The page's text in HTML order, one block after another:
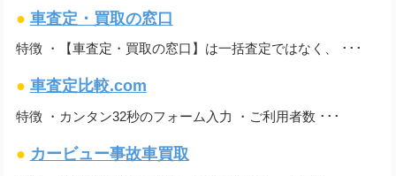
● 車査定・買取の窓口
特徴 ・【車査定・買取の窓口】は一括査定ではなく、 ･･･
● 車査定比較.com
特徴 ・カンタン32秒のフォーム入力 ・ご利用者数 ･･･
● カービュー事故車買取